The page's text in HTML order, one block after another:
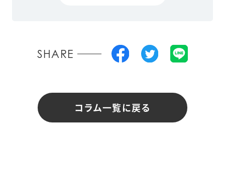
SHARE
コラム一覧に戻る